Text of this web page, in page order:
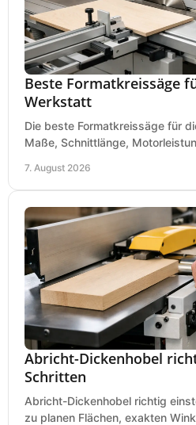
Beste Formatkreissäge
Werkstatt
Die beste Formatkreissäge für
Maße, Schnittlänge,
7. August 2026
Abricht-Dickenhobel
Schritten
Abricht-Dickenhobel richtig
zu planen Flächen, exakten